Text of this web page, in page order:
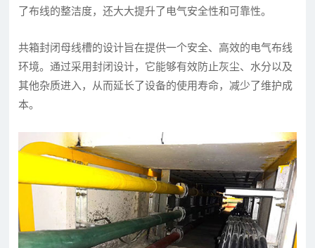
了布线的整洁度，还大大提升了电气安全性和可靠性。
共箱封闭母线槽的设计旨在提供一个安全、高效的电气布线
环境。通过采用封闭设计，它能够有效防止灰尘、水分以及
其他杂质进入，从而延长了设备的使用寿命，减少了维护成
本。